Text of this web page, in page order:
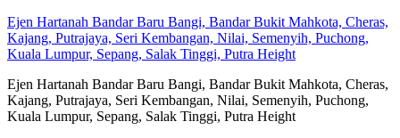
Ejen Hartanah Bandar Baru Bangi, Bandar Bukit Mahkota, Cheras,
Kajang, Putrajaya, Seri Kembangan, Nilai, Semenyih, Puchong,
Kuala Lumpur, Sepang, Salak Tinggi, Putra Height
Ejen Hartanah Bandar Baru Bangi, Bandar Bukit Mahkota, Cheras,
Kajang, Putrajaya, Seri Kembangan, Nilai, Semenyih, Puchong,
Kuala Lumpur, Sepang, Salak Tinggi, Putra Height